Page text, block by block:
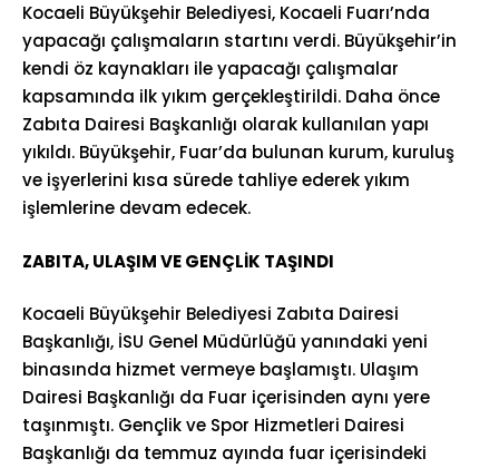
Kocaeli Büyükşehir Belediyesi, Kocaeli Fuarı’nda
yapacağı çalışmaların startını verdi. Büyükşehir’in
kendi öz kaynakları ile yapacağı çalışmalar
kapsamında ilk yıkım gerçekleştirildi. Daha önce
Zabıta Dairesi Başkanlığı olarak kullanılan yapı
yıkıldı. Büyükşehir, Fuar’da bulunan kurum, kuruluş
ve işyerlerini kısa sürede tahliye ederek yıkım
işlemlerine devam edecek.
ZABITA, ULAŞIM VE GENÇLİK TAŞINDI
Kocaeli Büyükşehir Belediyesi Zabıta Dairesi
Başkanlığı, İSU Genel Müdürlüğü yanındaki yeni
binasında hizmet vermeye başlamıştı. Ulaşım
Dairesi Başkanlığı da Fuar içerisinden aynı yere
taşınmıştı. Gençlik ve Spor Hizmetleri Dairesi
Başkanlığı da temmuz ayında fuar içerisindeki